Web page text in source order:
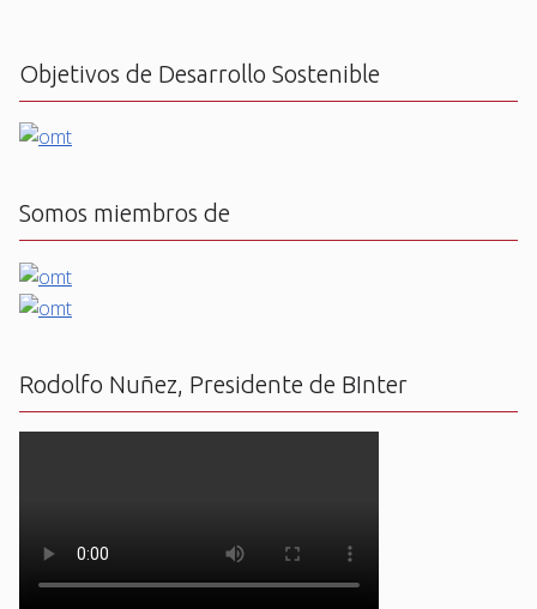
Objetivos de Desarrollo Sostenible
Somos miembros de
Rodolfo Nuñez, Presidente de BInter